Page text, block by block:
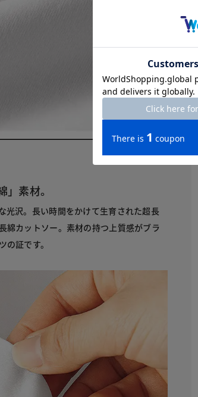
素材。
光沢。長い時間をかけて生育された超長
綿カットソー。素材の持つ上質感がブラ
証です。